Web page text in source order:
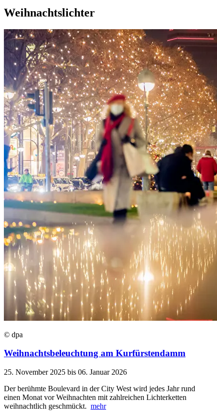
Weihnachtslichter
© dpa
Weihnachtsbeleuchtung am Kurfürstendamm
25. November 2025 bis 06. Januar 2026
Der berühmte Boulevard in der City West wird jedes Jahr rund
einen Monat vor Weihnachten mit zahlreichen Lichterketten
weihnachtlich geschmückt. mehr